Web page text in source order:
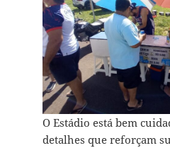
O Estádio está bem
detalhes que reforçam